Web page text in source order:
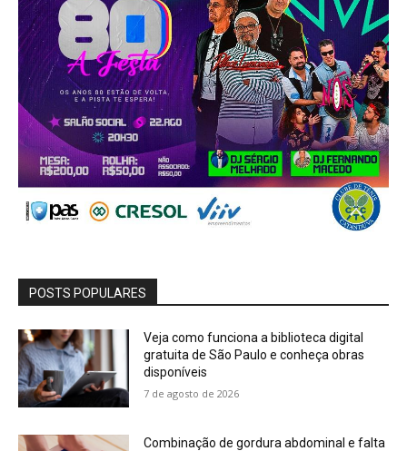
POSTS POPULARES
Veja como funciona a biblioteca digital
gratuita de São Paulo e conheça obras
disponíveis
7 de agosto de 2026
Combinação de gordura abdominal e falta